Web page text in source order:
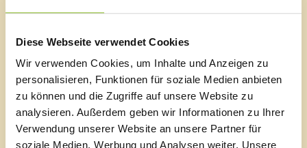
Diese Webseite verwendet Cookies
Wir verwenden Cookies, um Inhalte und Anzeigen zu
personalisieren, Funktionen für soziale Medien anbieten
zu können und die Zugriffe auf unsere Website zu
analysieren. Außerdem geben wir Informationen zu Ihrer
Verwendung unserer Website an unsere Partner für
soziale Medien, Werbung und Analysen weiter. Unsere
Gemeindestraßen.
Marktgemeinde Frastanz
Sägenplatz 1